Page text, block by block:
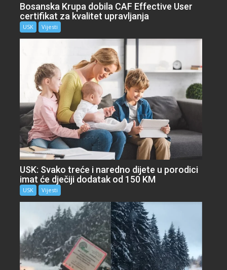
Bosanska Krupa dobila CAF Effective User
certifikat za kvalitet upravljanja
USK Vijesti
USK: Svako treće i naredno dijete u porodici
imat će dječiji dodatak od 150 KM
USK Vijesti